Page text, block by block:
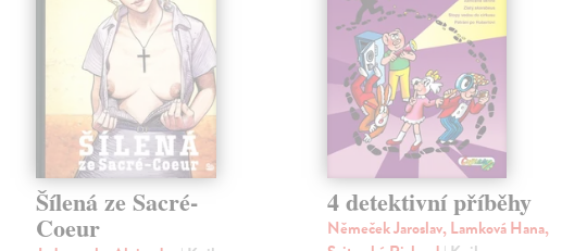
Šílená ze Sacré-
Coeur
4 detektivní příběhy
Němeček Jaroslav, Lamková Hana,